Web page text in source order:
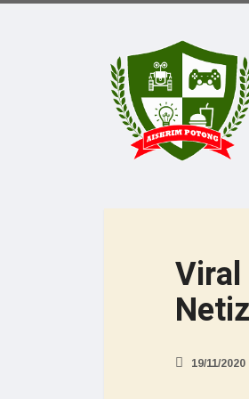
Viral
19/11/2020